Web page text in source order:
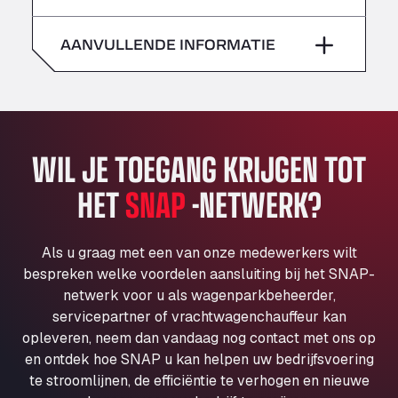
Klaverbladstaat 21, 3560
American Truck Wash
Av. des Etats-Unis 90, 6041
Aut. A4 Salida 288 Pol. Ind. del Guadiel, 23210
AP7 Salida 2, C/ Bassegoda, 4, 17700
Andamur Pamplona
A-15 Salida Imarcoain, 31119
Aut A1 Exit 385, 01207
Anglia Motel
Washway Road, PE12 8LT
Anpol Sp. z o.o.
Ul. Torunska 147, 85884
Aqua Ariva GmbH
Marie-Curie-Straße 24, 68219
zaterdag –
AANVULLENDE INFORMATIE
WIL JE TOEGANG KRIJGEN TOT
HETSNAP-NETWERK?
Als u graag met een van onze medewerkers wilt
bespreken welke voordelen aansluiting bij het SNAP-
netwerk voor u als wagenparkbeheerder,
servicepartner of vrachtwagenchauffeur kan
opleveren, neem dan vandaag nog contact met ons op
en ontdek hoe SNAP u kan helpen uw bedrijfsvoering
te stroomlijnen, de efficiëntie te verhogen en nieuwe